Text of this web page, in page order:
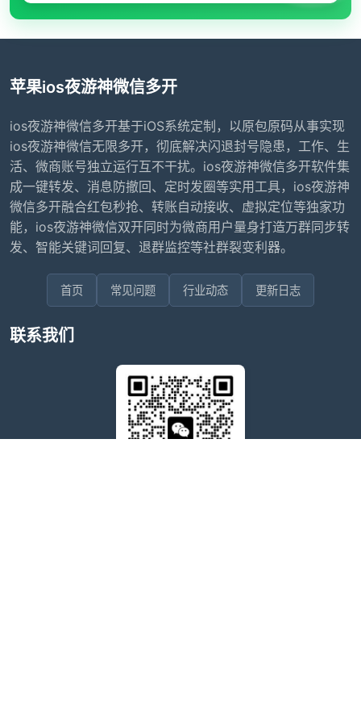
苹果ios夜游神微信多开
ios夜游神微信多开基于iOS系统定制，以原包原码从事实现
ios夜游神微信无限多开，彻底解决闪退封号隐患，工作、生
活、微商账号独立运行互不干扰。ios夜游神微信多开软件集
成一键转发、消息防撤回、定时发圈等实用工具，ios夜游神
微信多开融合红包秒抢、转账自动接收、虚拟定位等独家功
能，ios夜游神微信双开同时为微商用户量身打造万群同步转
发、智能关键词回复、退群监控等社群裂变利器。
首页 常见问题 行业动态 更新日志
联系我们